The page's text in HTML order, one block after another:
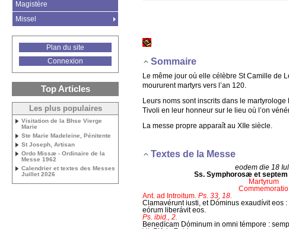
Sommaire
Le même jour où elle célèbre St Camille de
moururent martyrs vers l’an 120.
Leurs noms sont inscrits dans le
Tivoli en leur honneur sur le lieu où l’on
La messe propre apparaît au XIIe siècle.
Textes de la Messe
eodem die 18
Ss. Symphorosæ et septem
Martyrum
Commemoratio
Ant. ad Introitum. Ps. 33, 18.
Clamavérunt iusti, et Dóminus exaudívit eos
eórum liberávit eos.
Ps. ibid., 2.
Benedícam Dóminum in omni témpore :
Magistère
Missel
Plan du site
Connexion
Top Articles
Les plus populaires
Visitation de la Bhse Vierge
Marie
Ste Marie Madeleine, Pénitente
St Joseph, Artisan
Ordo Missæ - Ordinaire de la
Messe 1962
Calendrier et textes des Messes
Juillet 2026